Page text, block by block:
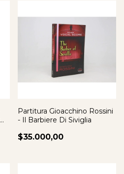
Partitura Gioacchino Rossini
- Il Barbiere Di Siviglia
$35.000,00